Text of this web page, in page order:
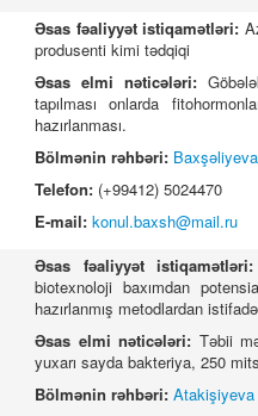
Əsas fəaliyyət istiqamətləri:
produsenti kimi tədqiqi
Əsas elmi nəticələri:
tapılması onlarda
hazırlanması.
Bölmənin rəhbəri:
Telefon: (+99412) 5024470
E-mail: konul.baxsh@mail.ru
Əsas fəaliyyət istiqamətləri:
biotexnoloji baxımdan
hazırlanmış metodlardan
Əsas elmi nəticələri: Təbii
yuxarı sayda bakteriya, 250
Bölmənin rəhbəri: